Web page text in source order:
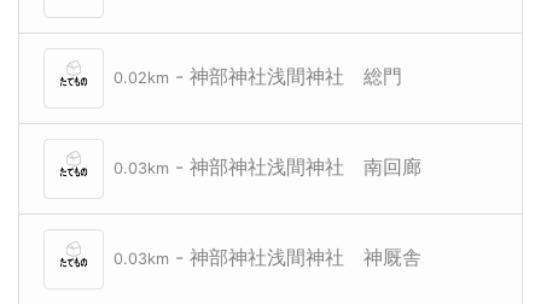
0.02km - 神部神社浅間神社 総門
0.03km - 神部神社浅間神社 南回廊
0.03km - 神部神社浅間神社 神厩舎